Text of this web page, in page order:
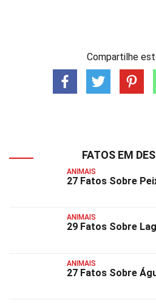
Compartilhe
FATOS EM
ANIMAIS
27 Fatos Sobre
ANIMAIS
29 Fatos Sobre
ANIMAIS
27 Fatos Sobre